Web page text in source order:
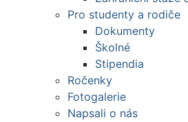
Pro studenty a rodiče
Dokumenty
Školné
Stipendia
Ročenky
Fotogalerie
Napsali o nás